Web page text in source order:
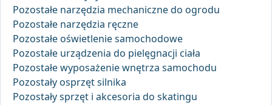
Pozostałe narzędzia mechaniczne do ogrodu
Pozostałe narzędzia ręczne
Pozostałe oświetlenie samochodowe
Pozostałe urządzenia do pielęgnacji ciała
Pozostałe wyposażenie wnętrza samochodu
Pozostały osprzęt silnika
Pozostały sprzęt i akcesoria do skatingu